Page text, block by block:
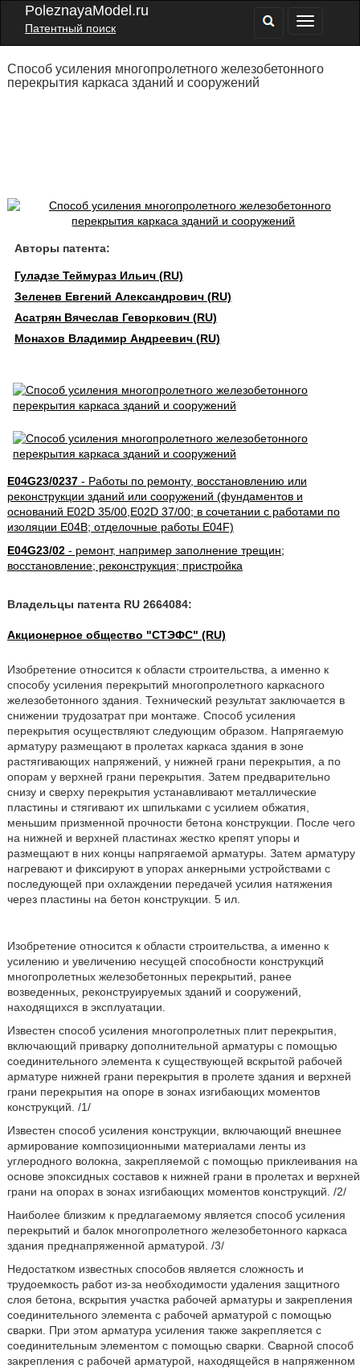
PoleznayaModel.ru
Патентный поиск
Способ усиления многопролетного железобетонного
перекрытия каркаса зданий и сооружений
Авторы патента:
Гуладзе Теймураз Ильич (RU)
Зеленев Евгений Александрович (RU)
Асатрян Вячеслав Геворкович (RU)
Монахов Владимир Андреевич (RU)
E04G23/0237- Работы по ремонту, восстановлению или
реконструкции зданий или сооружений (фундаментов и
оснований E02D 35/00,E02D 37/00; в сочетании с работами по
изоляции E04B; отделочные работы E04F)
E04G23/02- ремонт, например заполнение трещин;
восстановление; реконструкция; пристройка
Владельцы патента RU 2664084:
Акционерное общество "СТЭФС" (RU)
Изобретение относится к области строительства, а именно к
способу усиления перекрытий многопролетного каркасного
железобетонного здания. Технический результат заключается в
снижении трудозатрат при монтаже. Способ усиления
перекрытия осуществляют следующим образом. Напрягаемую
арматуру размещают в пролетах каркаса здания в зоне
растягивающих напряжений, у нижней грани перекрытия, а по
опорам у верхней грани перекрытия. Затем предварительно
снизу и сверху перекрытия устанавливают металлические
пластины и стягивают их шпильками с усилием обжатия,
меньшим призменной прочности бетона конструкции. После чего
на нижней и верхней пластинах жестко крепят упоры и
размещают в них концы напрягаемой арматуры. Затем арматуру
нагревают и фиксируют в упорах анкерными устройствами с
последующей при охлаждении передачей усилия натяжения
через пластины на бетон конструкции. 5 ил.
Изобретение относится к области строительства, а именно к
усилению и увеличению несущей способности конструкций
многопролетных железобетонных перекрытий, ранее
возведенных, реконструируемых зданий и сооружений,
находящихся в эксплуатации.
Известен способ усиления многопролетных плит перекрытия,
включающий приварку дополнительной арматуры с помощью
соединительного элемента к существующей вскрытой рабочей
арматуре нижней грани перекрытия в пролете здания и верхней
грани перекрытия на опоре в зонах изгибающих моментов
конструкций. /1/
Известен способ усиления конструкции, включающий внешнее
армирование композиционными материалами ленты из
углеродного волокна, закрепляемой с помощью приклеивания на
основе эпоксидных составов к нижней грани в пролетах и верхней
грани на опорах в зонах изгибающих моментов конструкций. /2/
Наиболее близким к предлагаемому является способ усиления
перекрытий и балок многопролетного железобетонного каркаса
здания преднапряженной арматурой. /3/
Недостатком известных способов является сложность и
трудоемкость работ из-за необходимости удаления защитного
слоя бетона, вскрытия участка рабочей арматуры и закрепления
соединительного элемента с рабочей арматурой с помощью
сварки. При этом арматура усиления также закрепляется с
соединительным элементом с помощью сварки. Сварной способ
закрепления с рабочей арматурой, находящейся в напряженном